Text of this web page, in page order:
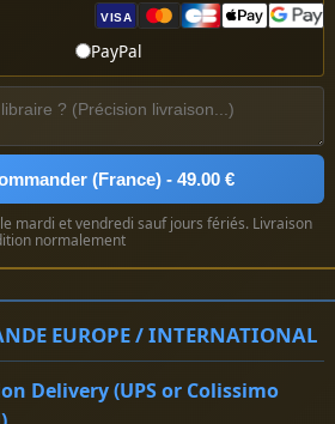
VISA
PayPal
(France) - 49.00 €
mardi et vendredi sauf jours fériés. Livraison
normalement
EUROPE / INTERNATIONAL
Delivery (UPS or Colissimo